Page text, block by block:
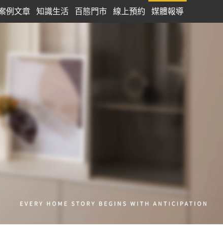
例文章 知識生活 百態門市 線上預約 媒體報導